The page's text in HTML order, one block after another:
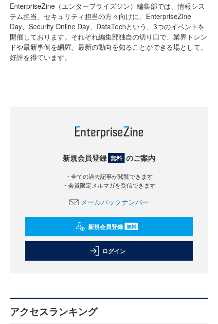
EnterpriseZine（エンタープライズジン）編集部では、情報シス
テム担当、セキュリティ担当の方々向けに、EnterpriseZine
Day、Security Online Day、DataTechという、3つのイベントを
開催しております。それぞれ編集部独自の切り口で、業界トレン
ドや最新事例を網羅。最新の動向を知ることができる場として、
好評を得ています。
新規会員登録 無料 のご案内
・全ての過去記事が閲覧できます
・会員限定メルマガを受信できます
メールバックナンバー
新規会員登録 無料
ログイン
アクセスランキング